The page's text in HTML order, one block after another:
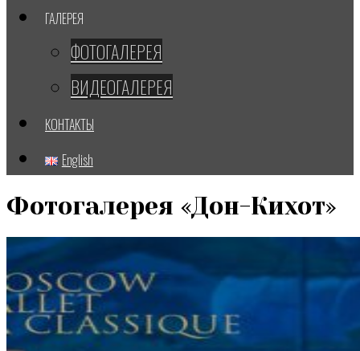
ГАЛЕРЕЯ
ФОТОГАЛЕРЕЯ
ВИДЕОГАЛЕРЕЯ
КОНТАКТЫ
English
Фотогалерея «Дон-Кихот»